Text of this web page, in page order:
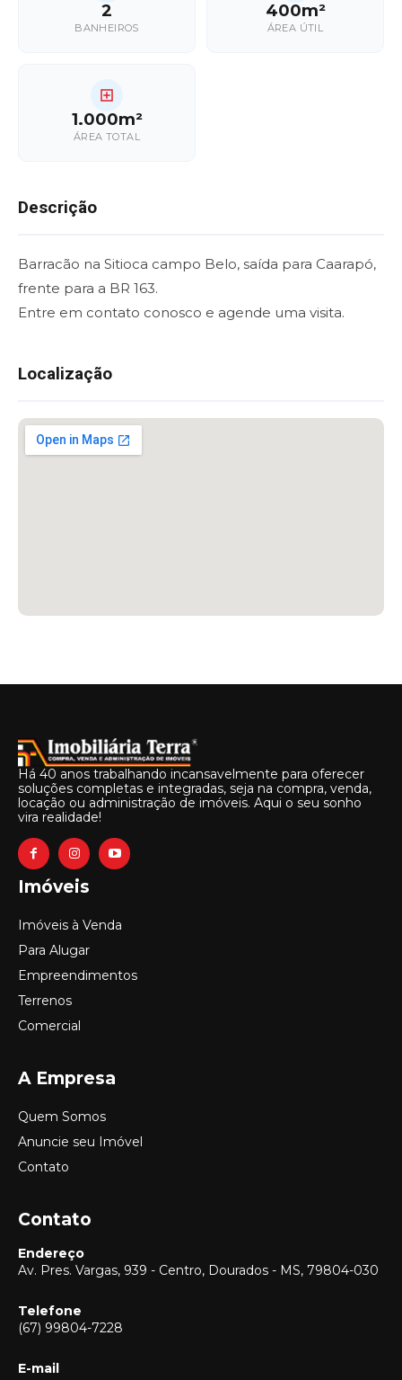
2
BANHEIROS
400m²
ÁREA ÚTIL
1.000m²
ÁREA TOTAL
Descrição
Barracão na Sitioca campo Belo, saída para Caarapó,
frente para a BR 163.
Entre em contato conosco e agende uma visita.
Localização
Há 40 anos trabalhando incansavelmente para oferecer
soluções completas e integradas, seja na compra, venda,
locação ou administração de imóveis. Aqui o seu sonho
vira realidade!
Imóveis
Imóveis à Venda
Para Alugar
Empreendimentos
Terrenos
Comercial
A Empresa
Quem Somos
Anuncie seu Imóvel
Contato
Contato
Endereço
Av. Pres. Vargas, 939 - Centro, Dourados - MS, 79804-030
Telefone
(67) 99804-7228
E-mailVendas